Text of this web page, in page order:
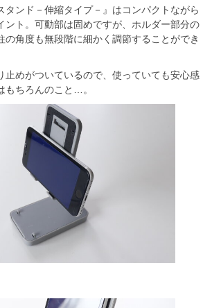
タンド－伸縮タイプ－』はコンパクトながら
ント。可動部は固めですが、ホルダー部分の
の角度も無段階に細かく調節することができ
止めがついているので、使っていても安心感
もちろんのこと…。